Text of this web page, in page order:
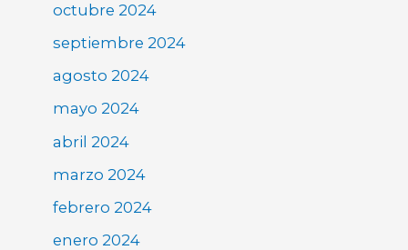
octubre 2024
septiembre 2024
agosto 2024
mayo 2024
abril 2024
marzo 2024
febrero 2024
enero 2024